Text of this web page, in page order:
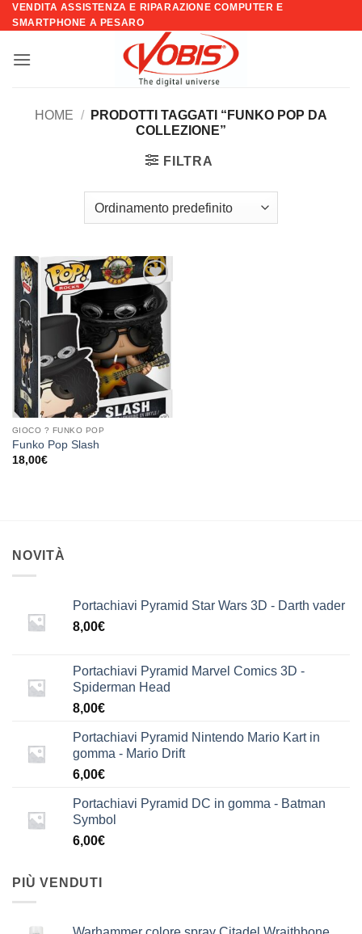
Salta
ai
VENDITA ASSISTENZA E RIPARAZIONE COMPUTER E
SMARTPHONE A PESARO
HOME /
PRODOTTI TAGGATI “FUNKO POP DA
COLLEZIONE”
FILTRA
Aggiungi
alla lista
dei
desideri
GIOCO ? FUNKO POP
Funko Pop Slash
18,00€
NOVITÀ
Portachiavi Pyramid Star Wars 3D - Darth vader
8,00€
Portachiavi Pyramid Marvel Comics 3D -
Spiderman Head
8,00€
Portachiavi Pyramid Nintendo Mario Kart in
gomma - Mario Drift
6,00€
Portachiavi Pyramid DC in gomma - Batman
Symbol
6,00€
PIÙ VENDUTI